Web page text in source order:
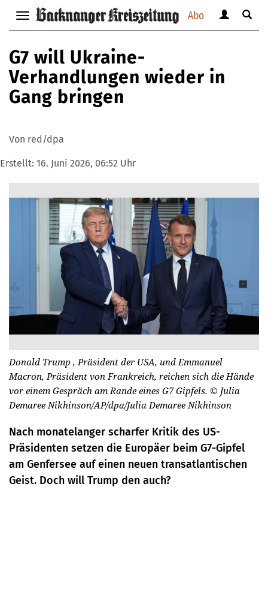
Abo
Navigation
anzeigen
verbergen
anzeigen
Suche
G7 will Ukraine-
Verhandlungen wieder in
Gang bringen
Von red/dpa
Erstellt: 16. Juni 2026, 06:52 Uhr
Donald Trump , Präsident der USA, und Emmanuel
Macron, Präsident von Frankreich, reichen sich die Hände
vor einem Gespräch am Rande eines G7 Gipfels. © Julia
Demaree Nikhinson/AP/dpa/Julia Demaree Nikhinson
Nach monatelanger scharfer Kritik des US-
Präsidenten setzen die Europäer beim G7-Gipfel
am Genfersee auf einen neuen transatlantischen
Geist. Doch will Trump den auch?